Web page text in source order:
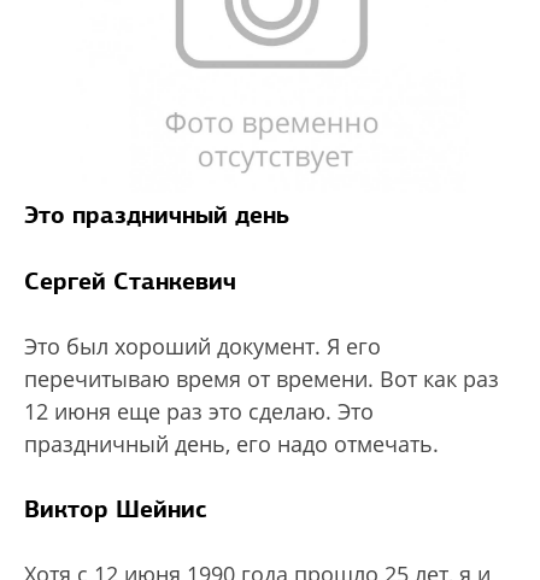
Это праздничный день
Сергей Станкевич
Это был хороший документ. Я его
перечитываю время от времени. Вот как раз
12 июня еще раз это сделаю. Это
праздничный день, его надо отмечать.
Виктор Шейнис
Хотя с 12 июня 1990 года прошло 25 лет, я и